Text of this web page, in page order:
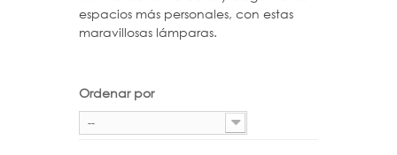
espacios más personales, con estas
maravillosas lámparas.
Ordenar por
--